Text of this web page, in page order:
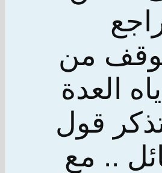
من
العدة
قول
.. مع